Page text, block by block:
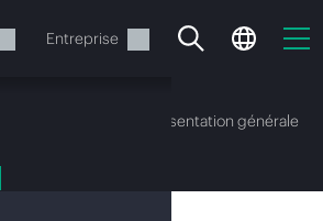
Entreprise
Présentation générale